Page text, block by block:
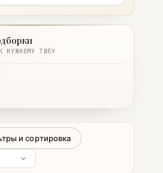
НУЖНОМУ ТИПУ
и сортировка